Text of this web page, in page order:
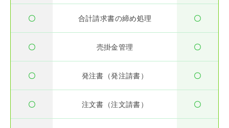
〇 合計請求書の締め処理 〇
〇 売掛金管理 〇
〇 発注書（発注請書） 〇
〇 注文書（注文請書） 〇